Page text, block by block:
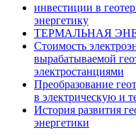
инвестиции в
энергетику
ТЕРМАЛЬНАЯ
Стоимость
вырабатываемой
электростанциями
Преобразование
в электрическую и
История развития
энергетики